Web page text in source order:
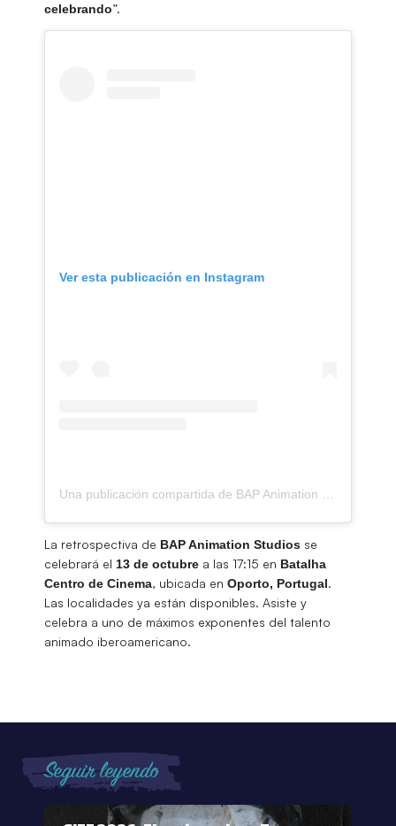
celebrando”.
Ver esta publicación en Instagram
La retrospectiva de BAP Animation Studios se
celebrará el 13 de octubre a las 17:15 en Batalha
Centro de Cinema, ubicada en Oporto, Portugal.
Las localidades ya están disponibles. Asiste y
celebra a uno de máximos exponentes del talento
animado iberoamericano.
Seguir leyendo